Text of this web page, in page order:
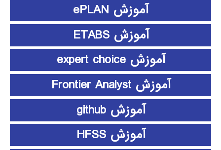
آموزش ePLAN
آموزش ETABS
آموزش expert choice
آموزش Frontier Analyst
آموزش github
آموزش HFSS